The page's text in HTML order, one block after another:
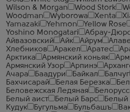
Wilson & Morgan
Wood Stork
Woodman
Wyborowa Xenta
Yamazaki
Yehmon Yellow Rose
Yoshino Monogatari
Абрау-
Айвазовский
Айк Айрум
Хлебников
Аракел Аратес
Арктика
Армянский коньяк
Армянский Узор
Арпинэ
Ачара
Баадури Байкал Балчуг
Бахчисарай
Белая Березка
Беловежская Ледяная
Белый аист
Белый Барс Белый
Кудук
Бугульма Бульбашъ